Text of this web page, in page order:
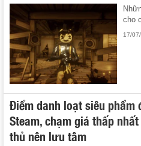
cho
17/
Điểm danh loạt siêu phẩm
Steam, chạm giá thấp
thủ nên lưu tâm